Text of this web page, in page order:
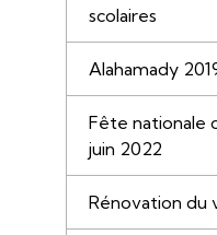
scolaires
Alahamady
Fête nationale
juin 2022
Rénovation du